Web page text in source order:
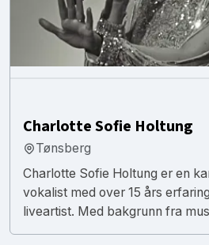
Charlotte Sofie Holtung
Tønsberg
Charlotte Sofie Holtung er en
vokalist med over 15 års
liveartist. Med bakgrunn fra